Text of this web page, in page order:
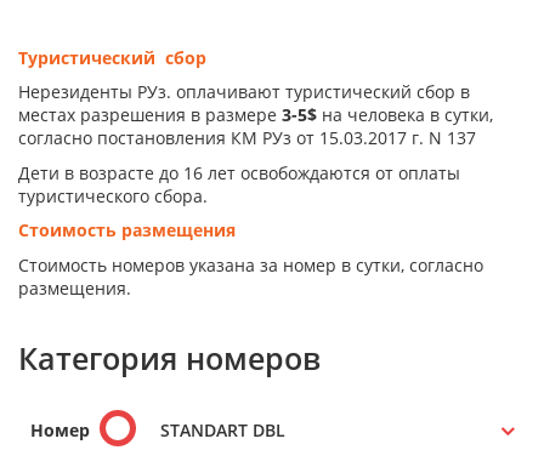
Туристический сбор
Нерезиденты РУз. оплачивают туристический сбор в
местах разрешения в размере 3-5$ на человека в сутки,
согласно постановления КМ РУз от 15.03.2017 г. N 137
Дети в возрасте до 16 лет освобождаются от оплаты
туристического сбора.
Стоимость размещения
Стоимость номеров указана за номер в сутки, согласно
размещения.
Категория номеров
Номер
STANDART DBL